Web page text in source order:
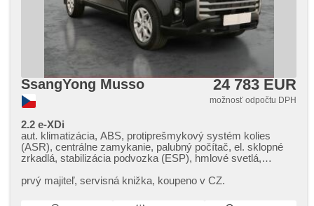
SsangYong Musso 24 783 EUR
možnosť odpočtu DPH
2.2 e-XDi
aut. klimatizácia, ABS, protiprešmykový systém kolies
(ASR), centrálne zamykanie, palubný počítač, el. sklopné
zrkadlá, stabilizácia podvozka (ESP), hmlové svetlá,
štartovanie tlačítkom, ťažné zariadenie, senzor tlaku v
jazdného pruhu, posilňovač riadenia, el. okná, strešný nosič,
prvý majiteľ,​ servisná knižka,​ koupeno v CZ.